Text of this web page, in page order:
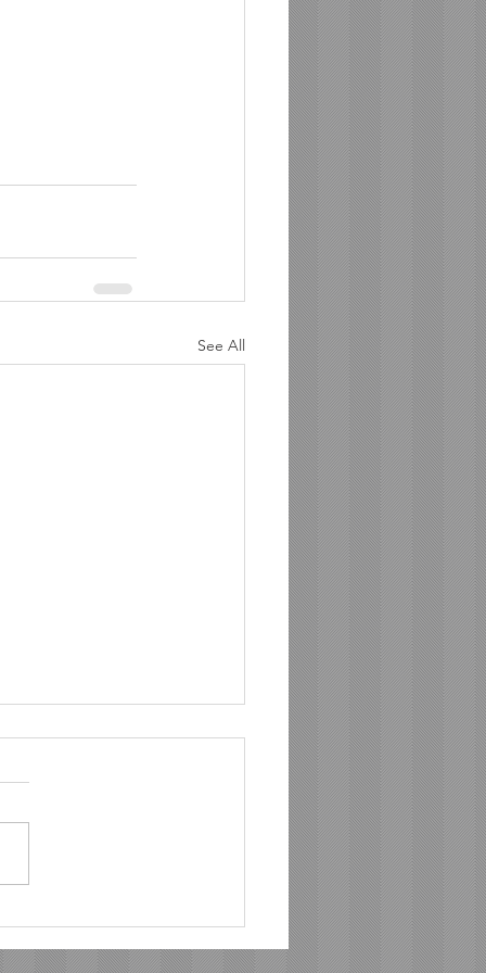
See All
า ระเบิดความมันส์สนั่น
ฉากสนามแรก “Hilux